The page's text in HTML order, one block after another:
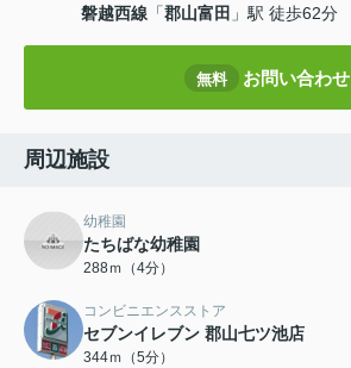
磐越西線 「郡山富田 」駅 徒歩62分
無料 お問い合わせ
周辺施設
幼稚園
たちばな幼稚園
288ｍ（4分）
コンビニエンスストア
セブンイレブン 郡山七ツ池店
344ｍ（5分）